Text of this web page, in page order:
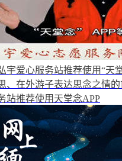
宇爱心服务站推荐使用“天
、在外游子表达思念之情
站推荐使用天堂念APP